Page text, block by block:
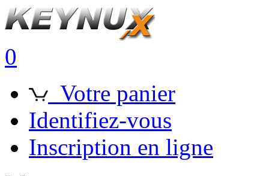
0
Votre panier
Identifiez-vous
Inscription en ligne